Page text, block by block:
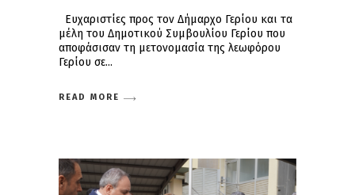
Ευχαριστίες προς τον Δήμαρχο Γερίου και τα
μέλη του Δημοτικού Συμβουλίου Γερίου που
αποφάσισαν τη μετονομασία της λεωφόρου
Γερίου σε
READ MORE